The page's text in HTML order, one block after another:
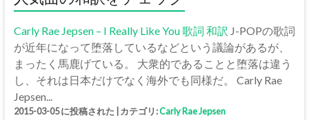
Carly Rae Jepsen – I Really Like You 歌詞 和訳 J-POPの歌詞
が近年になって堕落しているなどという議論があるが、
まったく馬鹿げている。 大衆的であることと堕落は違う
し、それは日本だけでなく海外でも同様だ。 Carly Rae
Jepsen...
2015-03-05 に投稿された カテゴリ:Carly Rae Jepsen